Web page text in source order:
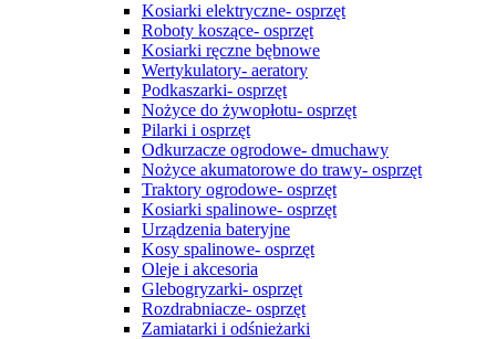
Kosiarki elektryczne- osprzęt
Roboty koszące- osprzęt
Kosiarki ręczne bębnowe
Wertykulatory- aeratory
Podkaszarki- osprzęt
Nożyce do żywopłotu- osprzęt
Pilarki i osprzęt
Odkurzacze ogrodowe- dmuchawy
Nożyce akumatorowe do trawy- osprzęt
Traktory ogrodowe- osprzęt
Kosiarki spalinowe- osprzęt
Urządzenia bateryjne
Kosy spalinowe- osprzęt
Oleje i akcesoria
Glebogryzarki- osprzęt
Rozdrabniacze- osprzęt
Zamiatarki i odśnieżarki